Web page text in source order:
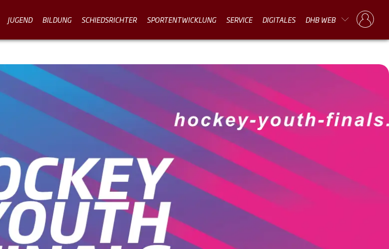
JUGEND BILDUNG SCHIEDSRICHTER SPORTENTWICKLUNG SERVICE DIGITALES DHB WEB